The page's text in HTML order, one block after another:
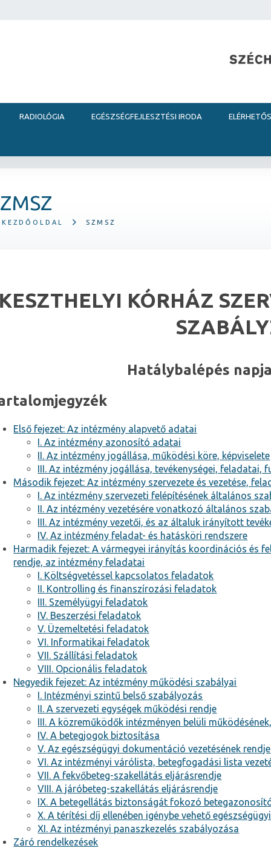
RADIOLÓGIA EGÉSZSÉGFEJLESZTÉSI IRODA
KEZDŐOLDAL SZMSZ
KESZTHELYI KÓRHÁZ
Hatálybalépés
Első fejezet: Az intézmény alapvető adatai
I. Az intézmény azonosító adatai
II. Az intézmény jogállása, működési köre, képviselete
III. Az intézmény jogállása, tevékenységei, feladatai,
Második fejezet: Az intézmény szervezete és vezetése,
I. Az intézmény szervezeti felépítésének általános
II. Az intézmény vezetésére vonatkozó általános
III. Az intézmény vezetői, és az általuk irányított
IV. Az intézmény feladat- és hatásköri rendszere
Harmadik fejezet: A vármegyei irányítás koordinációs és
rendje, az intézmény feladatai
I. Költségvetéssel kapcsolatos feladatok
II. Kontrolling és finanszírozási feladatok
III. Személyügyi feladatok
IV. Beszerzési feladatok
V. Üzemeltetési feladatok
VI. Informatikai feladatok
VII. Szállítási feladatok
VIII. Opcionális feladatok
Negyedik fejezet: Az intézmény működési szabályai
I. Intézményi szintű belső szabályozás
II. A szervezeti egységek működési rendje
III. A közreműködők intézményen belüli
IV. A betegjogok biztosítása
V. Az egészségügyi dokumentáció vezetésének rendje
VI. Az intézményi várólista, betegfogadási lista
VII. A fekvőbeteg-szakellátás eljárásrendje
VIII. A járóbeteg-szakellátás eljárásrendje
IX. A betegellátás biztonságát fokozó
X. A térítési díj ellenében igénybe vehető
XI. Az intézményi panaszkezelés szabályozása
Záró rendelkezések